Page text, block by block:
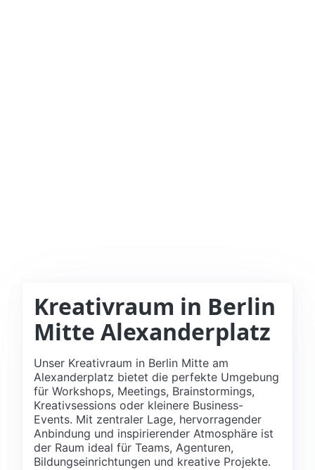
Kreativraum in Berlin
Mitte Alexanderplatz
Unser Kreativraum in Berlin Mitte am
Alexanderplatz bietet die perfekte Umgebung
für Workshops, Meetings, Brainstormings,
Kreativsessions oder kleinere Business-
Events. Mit zentraler Lage, hervorragender
Anbindung und inspirierender Atmosphäre ist
der Raum ideal für Teams, Agenturen,
Bildungseinrichtungen und kreative Projekte.